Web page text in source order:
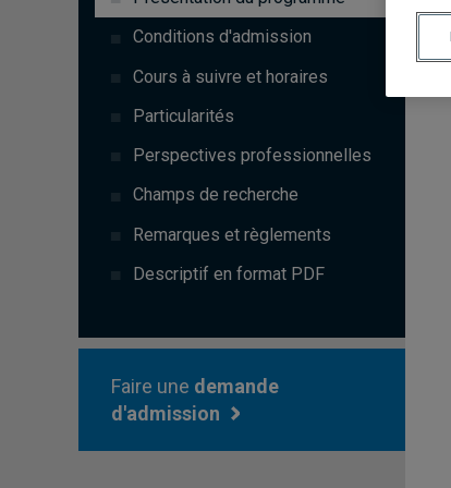
Conditions d'admission
Cours à suivre et horaires
Particularités
Perspectives professionnelles
Champs de recherche
Remarques et règlements
Descriptif en format PDF
Faire une demande
d'admission